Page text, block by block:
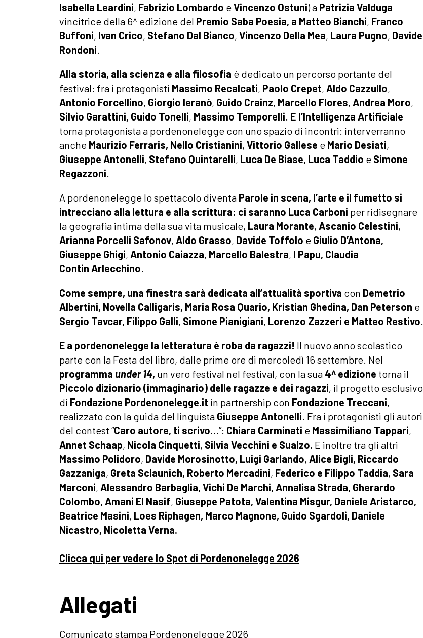
Isabella Leardini, Fabrizio Lombardo eVincenzo Ostuni) a Patrizia Valduga
vincitrice della 6^ edizione del Premio Saba Poesia, a Matteo Bianchi, Franco
Buffoni, Ivan Crico, Stefano Dal Bianco, Vincenzo Della Mea, Laura Pugno, Davide
Rondoni.
Alla storia, alla scienza e alla filosofia è dedicato un percorso portante del
festival: fra i protagonisti Massimo Recalcati, Paolo Crepet, Aldo Cazzullo,
Antonio Forcellino, Giorgio Ieranò, Guido Crainz, Marcello Flores, Andrea Moro,
Silvio Garattini, Guido Tonelli, Massimo Temporelli. E l’Intelligenza Artificiale
torna protagonista a pordenonelegge con uno spazio di incontri: interverranno
anche Maurizio Ferraris, Nello Cristianini, Vittorio Gallese e Mario Desiati,
Giuseppe Antonelli, Stefano Quintarelli, Luca De Biase, Luca Taddio e Simone
Regazzoni.
A pordenonelegge lo spettacolo diventa Parole in scena, l’arte e il fumetto si
intrecciano alla lettura e alla scrittura: ci saranno Luca Carboni per ridisegnare
la geografia intima della sua vita musicale, Laura Morante, Ascanio Celestini,
Arianna Porcelli Safonov, Aldo Grasso, Davide Toffolo e Giulio D’Antona,
Giuseppe Ghigi, Antonio Caiazza, Marcello Balestra, I Papu, Claudia
Contin Arlecchino.
Come sempre, una finestra sarà dedicata all’attualità sportiva con Demetrio
Albertini, Novella Calligaris, Maria Rosa Quario, Kristian Ghedina, Dan Peterson e
Sergio Tavcar, Filippo Galli, Simone Pianigiani, Lorenzo Zazzeri e Matteo Restivo.
E a pordenonelegge la letteratura è roba da ragazzi! Il nuovo anno scolastico
parte con la Festa del libro, dalle prime ore di mercoledì 16 settembre. Nel
programma under 14, un vero festival nel festival, con la sua 4^ edizione torna il
Piccolo dizionario (immaginario) delle ragazze e dei ragazzi, il progetto esclusivo
di Fondazione Pordenonelegge.it in partnership con Fondazione Treccani,
realizzato con la guida del linguista Giuseppe Antonelli. Fra i protagonisti gli autori
del contest “Caro autore, ti scrivo…”: Chiara Carminati e Massimiliano Tappari,
Annet Schaap, Nicola Cinquetti, Silvia Vecchini e Sualzo. E inoltre tra gli altri
Massimo Polidoro, Davide Morosinotto, Luigi Garlando, Alice Bigli, Riccardo
Gazzaniga, Greta Sclaunich, Roberto Mercadini, Federico e Filippo Taddia, Sara
Marconi, Alessandro Barbaglia, Vichi De Marchi, Annalisa Strada, Gherardo
Colombo, Amani El Nasif, Giuseppe Patota, Valentina Misgur, Daniele Aristarco,
Beatrice Masini, Loes Riphagen, Marco Magnone, Guido Sgardoli, Daniele
Nicastro, Nicoletta Verna.
Clicca qui per vedere lo Spot di Pordenonelegge 2026
Allegati
Comunicato stampa Pordenonelegge 2026